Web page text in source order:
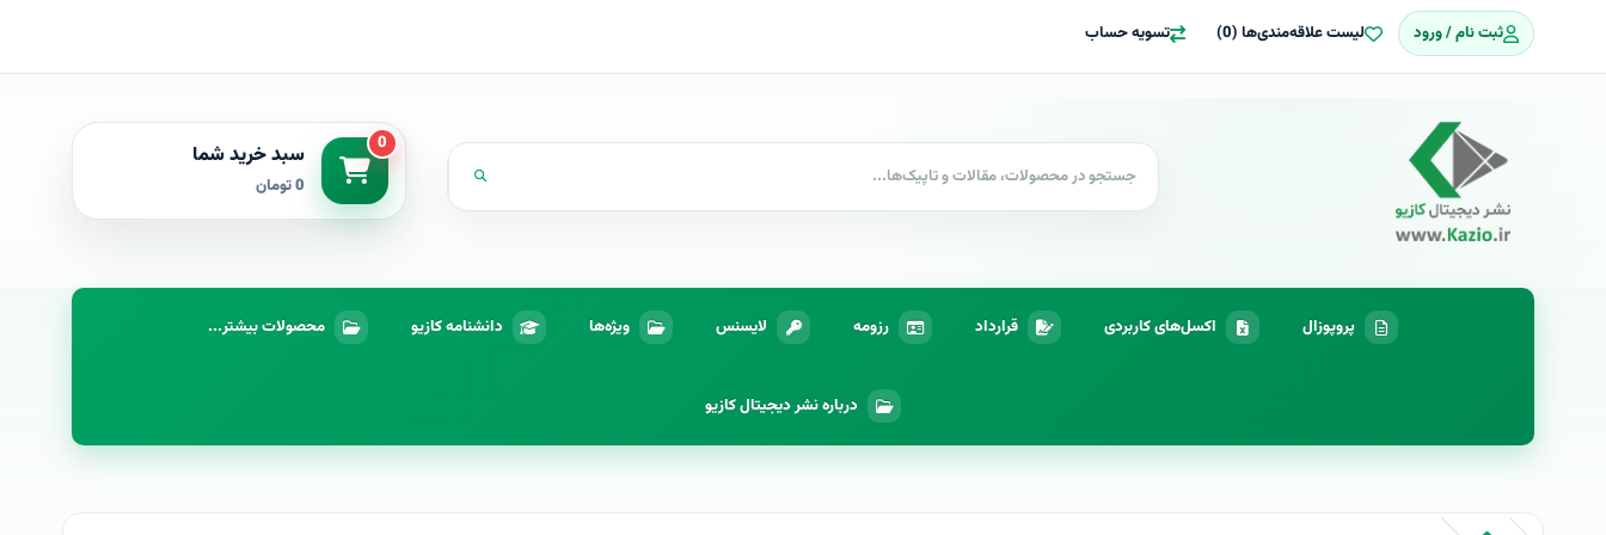
ثبت نام / ورود لیست علاقه‌مندی‌ها (0) تسویه حساب
0 سبد خرید شما
0 تومان
پروپوزال اکسل‌های کاربردی قرارداد رزومه لایسنس ویژه‌ها دانشنامه کازیو محصولات بیشتر...
درباره نشر دیجیتال کازیو